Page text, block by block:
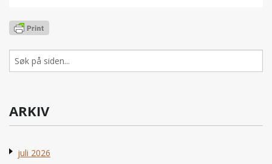
Søk
ARKIV
juli 2026